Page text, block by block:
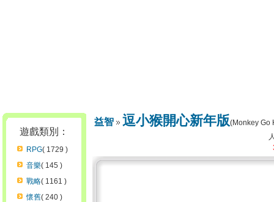
遊戲類別：
RPG( 1729 )
音樂( 145 )
戰略( 1161 )
懷舊( 240 )
益智 逗小猴開心新年版(Monkey Go